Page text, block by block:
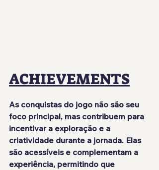
ACHIEVEMENTS
As conquistas do jogo não são seu
foco principal, mas contribuem para
incentivar a exploração e a
criatividade durante a jornada. Elas
são acessíveis e complementam a
experiência, permitindo que